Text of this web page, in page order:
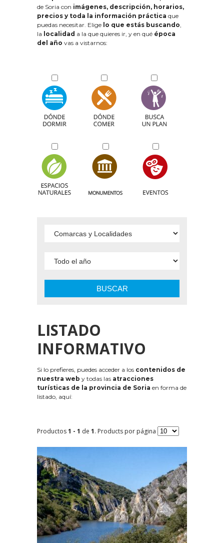
de Soria con imágenes, descripción, horarios,
precios y toda la información práctica que
puedas necesitar. Elige lo que estás buscando,
la localidad a la que quieres ir, y en qué época
del año vas a vistarnos:
BUSCAR
LISTADO
INFORMATIVO
Si lo prefieres, puedes acceder a los contenidos de
nuestra web y todas las atracciones
turísticas de la provincia de Soria en forma de
listado, aquí:
Productos1 - 1 de 1. Products por página